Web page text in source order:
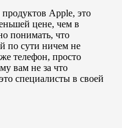
Apple, это
цене, чем в
понимать, что
по сути ничем не
телефон, просто
вам не за что
специалисты в своей